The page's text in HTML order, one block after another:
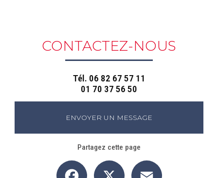
CONTACTEZ-NOUS
Tél. 06 82 67 57 11
01 70 37 56 50
ENVOYER UN MESSAGE
Partagez cette page
Facebook